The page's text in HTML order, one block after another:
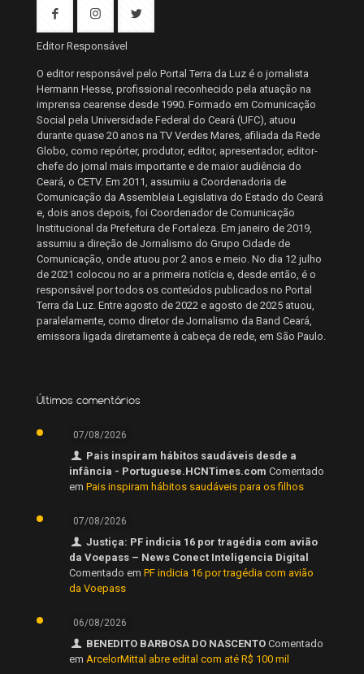
Editor Responsável
O editor responsável pelo Portal Terra da Luz é o jornalista
Hermann Hesse, profissional reconhecido pela atuação na
imprensa cearense desde 1990. Formado em Comunicação
Social pela Universidade Federal do Ceará (UFC), atuou
durante quase 20 anos na TV Verdes Mares, afiliada da Rede
Globo, como repórter, produtor, editor, apresentador, editor-
chefe do jornal mais importante e de maior audiência do
Ceará, o CETV. Em 2011, assumiu a Coordenadoria de
Comunicação da Assembleia Legislativa do Estado do Ceará
e, dois anos depois, foi Coordenador de Comunicação
Institucional da Prefeitura de Fortaleza. Em janeiro de 2019,
assumiu a direção de Jornalismo do Grupo Cidade de
Comunicação, onde atuou por 2 anos e meio. No dia 12 julho
de 2021 colocou no ar a primeira notícia e, desde então, é o
responsável por todos os conteúdos publicados no Portal
Terra da Luz. Entre agosto de 2022 e agosto de 2025 atuou,
paralelamente, como diretor de Jornalismo da Band Ceará,
emissora ligada diretamente à cabeça de rede, em São Paulo.
Últimos comentários
07/08/2026
Pais inspiram hábitos saudáveis desde a
infância - Portuguese.HCNTimes.com Comentado
em Pais inspiram hábitos saudáveis para os filhos
07/08/2026
Justiça: PF indicia 16 por tragédia com avião
da Voepass – News Conect Inteligencia Digital
Comentado em PF indicia 16 por tragédia com avião
da Voepass
06/08/2026
BENEDITO BARBOSA DO NASCENTO Comentado
em ArcelorMittal abre edital com até R$ 100 mil